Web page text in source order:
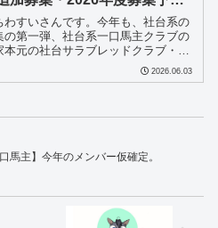
スト（仮）も！いよいよ
年募集シーズン始まりの予
！
わすいさんです。今年も、社台系の
の第一弾、社台系一口馬主クラブの
本元の社台サラブレッドクラブ・サ
ーサラブレッドクラブの募集リスト
定しましたね！今年は世界一の馬イ
2026.06.03
口馬主】今年のメンバー仮確定。